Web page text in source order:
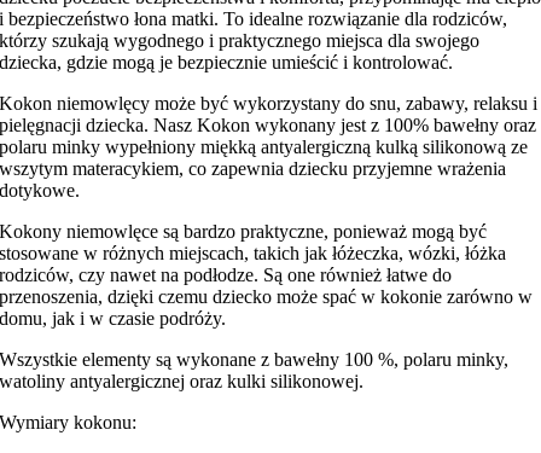
i bezpieczeństwo łona matki. To idealne rozwiązanie dla rodziców,
którzy szukają wygodnego i praktycznego miejsca dla swojego
dziecka, gdzie mogą je bezpiecznie umieścić i kontrolować.
Kokon niemowlęcy może być wykorzystany do snu, zabawy, relaksu i
pielęgnacji dziecka. Nasz Kokon wykonany jest z 100% bawełny oraz
polaru minky wypełniony miękką antyalergiczną kulką silikonową ze
wszytym materacykiem, co zapewnia dziecku przyjemne wrażenia
dotykowe.
Kokony niemowlęce są bardzo praktyczne, ponieważ mogą być
stosowane w różnych miejscach, takich jak łóżeczka, wózki, łóżka
rodziców, czy nawet na podłodze. Są one również łatwe do
przenoszenia, dzięki czemu dziecko może spać w kokonie zarówno w
domu, jak i w czasie podróży.
Wszystkie elementy są wykonane z bawełny 100 %, polaru minky,
watoliny antyalergicznej oraz kulki silikonowej.
Wymiary kokonu: